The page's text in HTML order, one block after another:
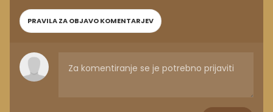
PRAVILA ZA OBJAVO KOMENTARJEV